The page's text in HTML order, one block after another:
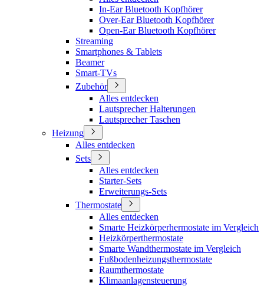
In-Ear Bluetooth Kopfhörer
Over-Ear Bluetooth Kopfhörer
Open-Ear Bluetooth Kopfhörer
Streaming
Smartphones & Tablets
Beamer
Smart-TVs
Zubehör
Alles entdecken
Lautsprecher Halterungen
Lautsprecher Taschen
Heizung
Alles entdecken
Sets
Alles entdecken
Starter-Sets
Erweiterungs-Sets
Thermostate
Alles entdecken
Smarte Heizkörperhermostate im Vergleich
Heizkörperthermostate
Smarte Wandthermostate im Vergleich
Fußbodenheizungsthermostate
Raumthermostate
Klimaanlagensteuerung